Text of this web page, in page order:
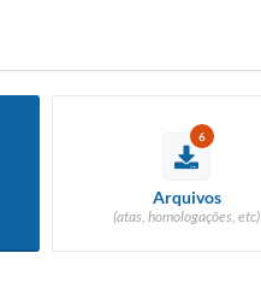
6
Arquivos
(atas, homologações, etc)